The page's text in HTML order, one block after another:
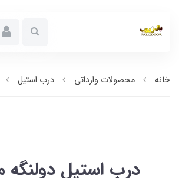
خانه محصولات وارداتی درب استیل
درب استیل